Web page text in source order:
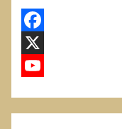
F
a
e
X
o